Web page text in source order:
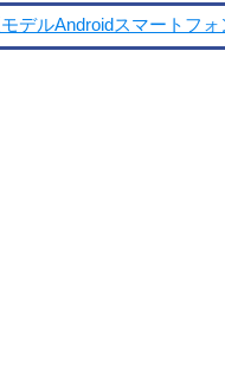
デルAndroidスマートフ